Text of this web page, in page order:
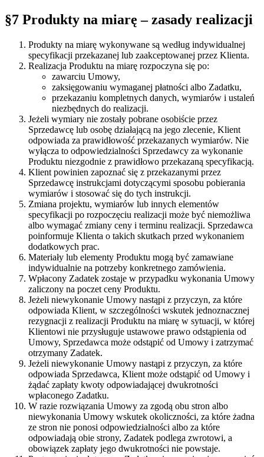
§7 Produkty na miarę – zasady realizacji
Produkty na miarę wykonywane są według indywidualnej
specyfikacji przekazanej lub zaakceptowanej przez Klienta.
Realizacja Produktu na miarę rozpoczyna się po:
zawarciu Umowy,
zaksięgowaniu wymaganej płatności albo Zadatku,
przekazaniu kompletnych danych, wymiarów i ustaleń
niezbędnych do realizacji.
Jeżeli wymiary nie zostały pobrane osobiście przez
Sprzedawcę lub osobę działającą na jego zlecenie, Klient
odpowiada za prawidłowość przekazanych wymiarów. Nie
wyłącza to odpowiedzialności Sprzedawcy za wykonanie
Produktu niezgodnie z prawidłowo przekazaną specyfikacją.
Klient powinien zapoznać się z przekazanymi przez
Sprzedawcę instrukcjami dotyczącymi sposobu pobierania
wymiarów i stosować się do tych instrukcji.
Zmiana projektu, wymiarów lub innych elementów
specyfikacji po rozpoczęciu realizacji może być niemożliwa
albo wymagać zmiany ceny i terminu realizacji. Sprzedawca
poinformuje Klienta o takich skutkach przed wykonaniem
dodatkowych prac.
Materiały lub elementy Produktu mogą być zamawiane
indywidualnie na potrzeby konkretnego zamówienia.
Wpłacony Zadatek zostaje w przypadku wykonania Umowy
zaliczony na poczet ceny Produktu.
Jeżeli niewykonanie Umowy nastąpi z przyczyn, za które
odpowiada Klient, w szczególności wskutek jednoznacznej
rezygnacji z realizacji Produktu na miarę w sytuacji, w której
Klientowi nie przysługuje ustawowe prawo odstąpienia od
Umowy, Sprzedawca może odstąpić od Umowy i zatrzymać
otrzymany Zadatek.
Jeżeli niewykonanie Umowy nastąpi z przyczyn, za które
odpowiada Sprzedawca, Klient może odstąpić od Umowy i
żądać zapłaty kwoty odpowiadającej dwukrotności
wpłaconego Zadatku.
W razie rozwiązania Umowy za zgodą obu stron albo
niewykonania Umowy wskutek okoliczności, za które żadna
ze stron nie ponosi odpowiedzialności albo za które
odpowiadają obie strony, Zadatek podlega zwrotowi, a
obowiązek zapłaty jego dwukrotności nie powstaje.